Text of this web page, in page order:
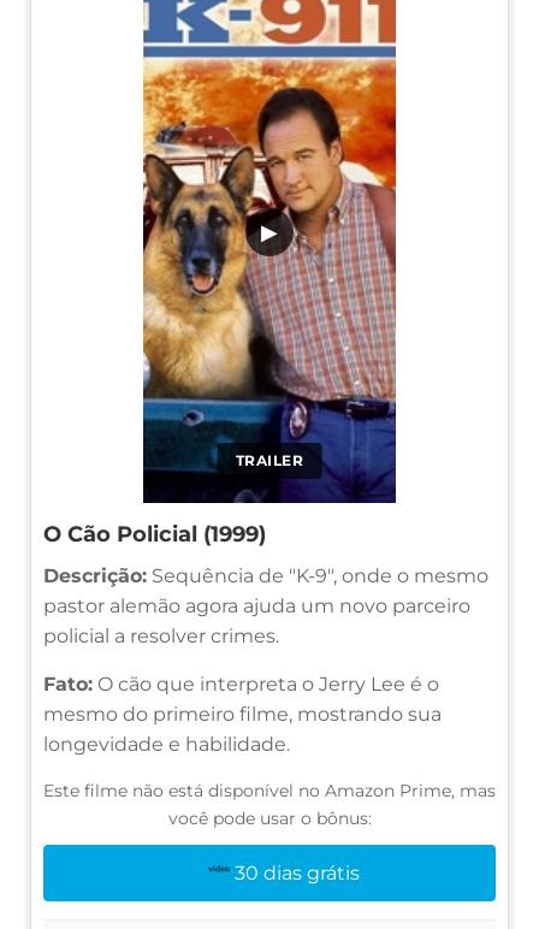
TRAILER
▶
O Cão Policial (1999)
Descrição: Sequência de "K-9", onde o mesmo
pastor alemão agora ajuda um novo parceiro
policial a resolver crimes.
Fato: O cão que interpreta o Jerry Lee é o
mesmo do primeiro filme, mostrando sua
longevidade e habilidade.
Este filme não está disponível no Amazon Prime, mas
você pode usar o bônus:
30 dias grátis